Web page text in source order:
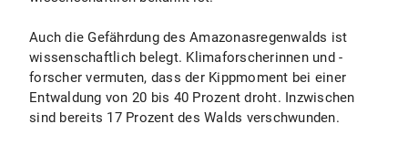
Auch die Gefährdung des Amazonasregenwalds ist
wissenschaftlich belegt. Klimaforscherinnen und -
forscher vermuten, dass der Kippmoment bei einer
Entwaldung von 20 bis 40 Prozent droht. Inzwischen
sind bereits 17 Prozent des Walds verschwunden.